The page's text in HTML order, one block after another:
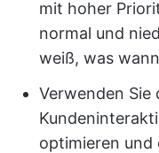
mit hoher
normal und
weiß, was
Verwenden Sie
optimieren